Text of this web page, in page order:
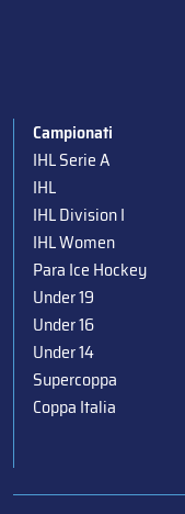
Campionati
IHL Serie A
IHL
IHL Division I
IHL Women
Para Ice Hockey
Under 19
Under 16
Under 14
Supercoppa
Coppa Italia